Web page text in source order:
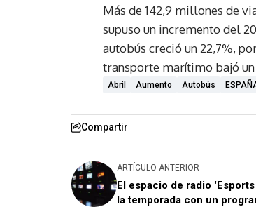
Más de 142,9 millones de
supuso un incremento del
autobús creció un 22,7%,
transporte marítimo bajó un
Abril Aumento Autobús
Compartir
ARTÍCULO ANTERIOR
El espacio de radio
la temporada con un